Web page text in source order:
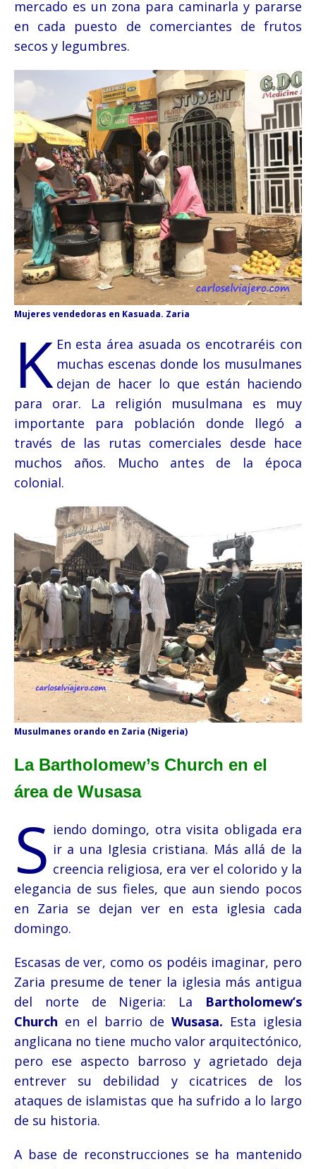
mercado es un zona para caminarla y pararse
en cada puesto de comerciantes de frutos
secos y legumbres.
Mujeres vendedoras en Kasuada. Zaria
En esta área
K
asuada os encotraréis con
muchas escenas donde los musulmanes
dejan de hacer lo que están haciendo
para orar. La religión musulmana es muy
importante para población donde llegó a
través de las rutas comerciales desde hace
muchos años. Mucho antes de la época
colonial.
Musulmanes orando en Zaria (Nigeria)
La Bartholomew’s Church en el
área de Wusasa
S iendo domingo, otra visita obligada era
ir a una Iglesia cristiana. Más allá de la
creencia religiosa, era ver el colorido y la
elegancia de sus fieles, que aun siendo pocos
en Zaria se dejan ver en esta iglesia cada
domingo.
Escasas de ver, como os podéis imaginar, pero
Zaria presume de tener la iglesia más antigua
del norte de Nigeria: La Bartholomew’s
Church en el barrio de Wusasa. Esta iglesia
anglicana no tiene mucho valor arquitectónico,
pero ese aspecto barroso y agrietado deja
entrever su debilidad y cicatrices de los
ataques de islamistas que ha sufrido a lo largo
de su historia.
A base de reconstrucciones se ha mantenido